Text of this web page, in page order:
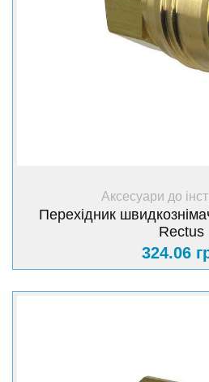
+
Аксесуари до
Перехідник
Rectus
324.06